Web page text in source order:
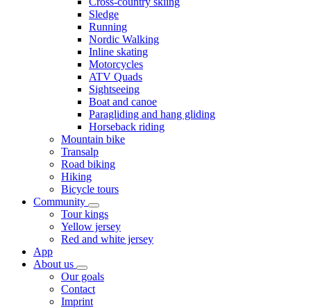
Sledge
Running
Nordic Walking
Inline skating
Motorcycles
ATV Quads
Sightseeing
Boat and canoe
Paragliding and hang gliding
Horseback riding
Mountain bike
Transalp
Road biking
Hiking
Bicycle tours
Community
Tour kings
Yellow jersey
Red and white jersey
App
About us
Our goals
Contact
Imprint